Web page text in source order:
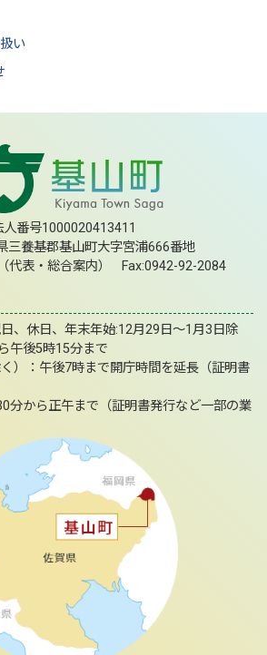
い
人番号1000020413411
三養基郡基山町大字宮浦666番地
代表・総合案内） Fax:0942-92-2084
、休日、年末年始:12月29日～1月3日除
午後5時15分まで
）：午後7時まで開庁時間を延長（証明書
分から正午まで（証明書発行など一部の業